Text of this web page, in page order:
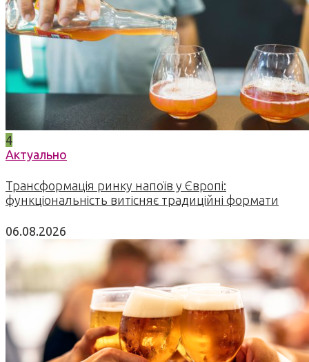
4
Актуально
Трансформація ринку напоїв у Європі:
функціональність витісняє традиційні формати
06.08.2026